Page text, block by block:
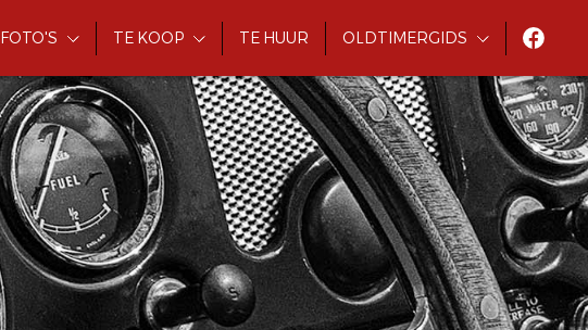
FOTO'S TE KOOP TE HUUR OLDTIMERGIDS